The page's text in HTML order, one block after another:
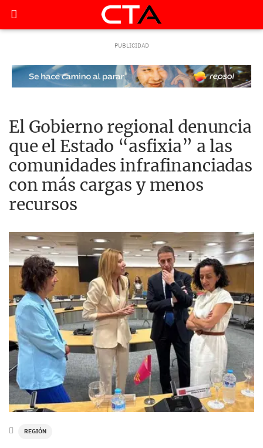
El Gobierno regional denuncia
que el Estado “asfixia” a las
comunidades infrafinanciadas
con más cargas y menos
recursos
REGIÓN